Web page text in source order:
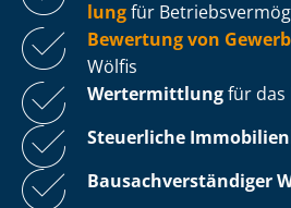
lungfür
Bewertung von
Wölfis
Wertermittlungfür das
Steuerliche
Bau­sach­ver­stän­di­ger